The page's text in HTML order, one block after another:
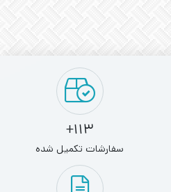
113+
سفارشات تکمیل شده